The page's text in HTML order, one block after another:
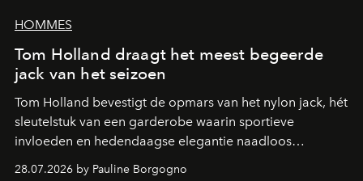
HOMMES
Tom Holland draagt het meest begeerde
jack van het seizoen
Tom Holland bevestigt de opmars van het nylon jack, hét
sleutelstuk van een garderobe waarin sportieve
invloeden en hedendaagse elegantie naadloos
samenkomen.
28.07.2026 by Pauline Borgogno